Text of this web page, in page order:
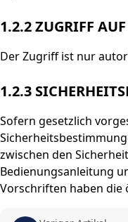
1.2.2 ZUGRIFF
Der Zugriff ist nur
1.2.3
Sofern gesetzlich
zwischen den
Bedienungsanleitung
Vorschriften haben